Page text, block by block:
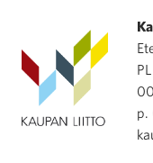
p.